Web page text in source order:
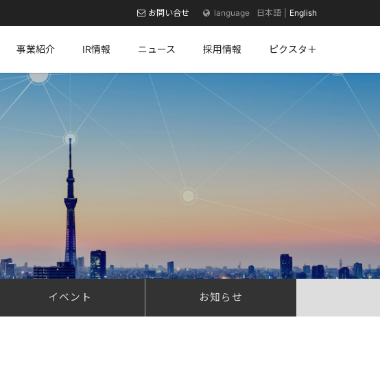
事業紹介 IR情報 ニュース 採用情報 ピクスタ＋
お問い合せ 日本語 English
イベント お知らせ